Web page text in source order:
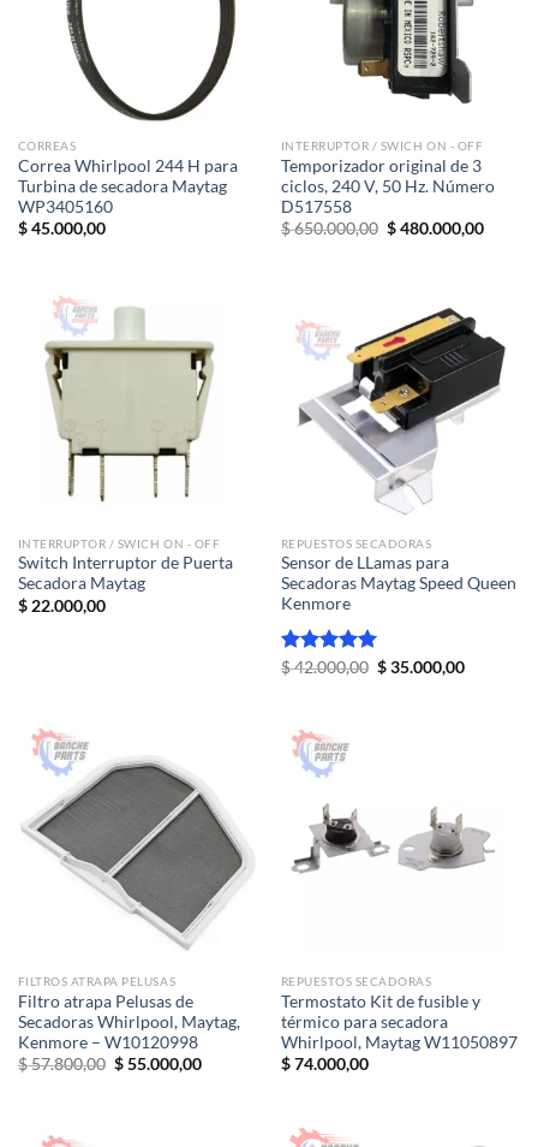
CORREAS
Correa Whirlpool 244 H para
Turbina de secadora Maytag
WP3405160
$45.000,00
INTERRUPTOR / SWICH ON - OFF
Temporizador original de 3
ciclos, 240 V, 50 Hz. Número
D517558
$650.000,00 El
$480.000,00El
INTERRUPTOR / SWICH ON - OFF
Switch Interruptor de Puerta
Secadora Maytag
$22.000,00
REPUESTOS SECADORAS
Sensor de LLamas para
Secadoras Maytag Speed Queen
Kenmore
Valorado
$42.000,00 El
$35.000,00El
FILTROS ATRAPA PELUSAS
Filtro atrapa Pelusas de
Secadoras Whirlpool, Maytag,
Kenmore – W10120998
$57.800,00 El
$55.000,00El
REPUESTOS SECADORAS
Termostato Kit de fusible y
térmico para secadora
Whirlpool, Maytag W11050897
$74.000,00